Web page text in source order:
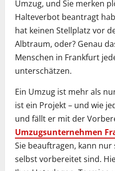
Umzug, und Sie merken
Halteverbot beantragt
hat keinen Stellplatz vor
Albtraum, oder? Genau
Menschen in Frankfurt
unterschätzen.
Ein Umzug ist mehr als
ist ein Projekt – und wie
und fällt er mit der
Umzugsunternehmen
Sie beauftragen, kann
selbst vorbereitet sind.